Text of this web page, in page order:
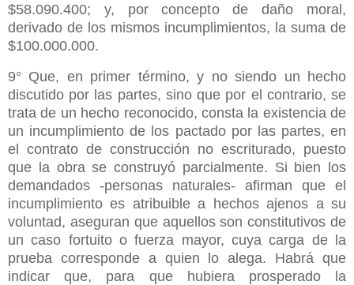
$58.090.400; y, por concepto de daño moral,
derivado de los mismos incumplimientos, la suma de
$100.000.000.
9° Que, en primer término, y no siendo un hecho
discutido por las partes, sino que por el contrario, se
trata de un hecho reconocido, consta la existencia de
un incumplimiento de los pactado por las partes, en
el contrato de construcción no escriturado, puesto
que la obra se construyó parcialmente. Si bien los
demandados -personas naturales- afirman que el
incumplimiento es atribuible a hechos ajenos a su
voluntad, aseguran que aquellos son constitutivos de
un caso fortuito o fuerza mayor, cuya carga de la
prueba corresponde a quien lo alega. Habrá que
indicar que, para que hubiera prosperado la